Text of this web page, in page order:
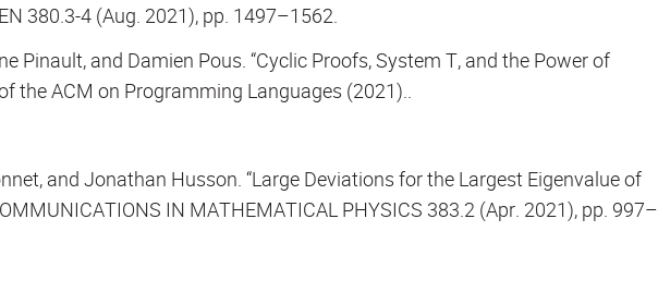
380.3-4 (Aug. 2021), pp. 1497–1562.
Pinault, and Damien Pous. “Cyclic Proofs, System T, and the Power of
the ACM on Programming Languages (2021)..
and Jonathan Husson. “Large Deviations for the Largest Eigenvalue of
IN MATHEMATICAL PHYSICS 383.2 (Apr. 2021), pp. 997–